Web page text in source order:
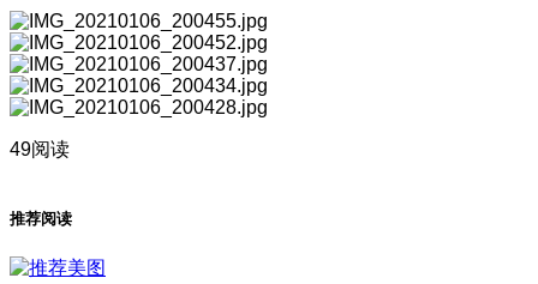
49阅读
推荐阅读